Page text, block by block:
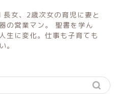
女、2歳次女の育児に妻と
の営業マン。 聖書を学ん
生に変化。仕事も子育ても
。